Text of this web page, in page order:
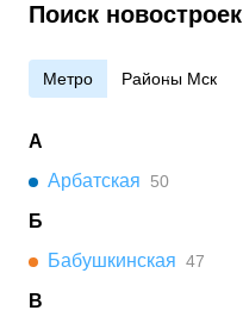
Поиск новостроек
Метро Районы Мск
А
Арбатская
50
Б
Бабушкинская 47
В